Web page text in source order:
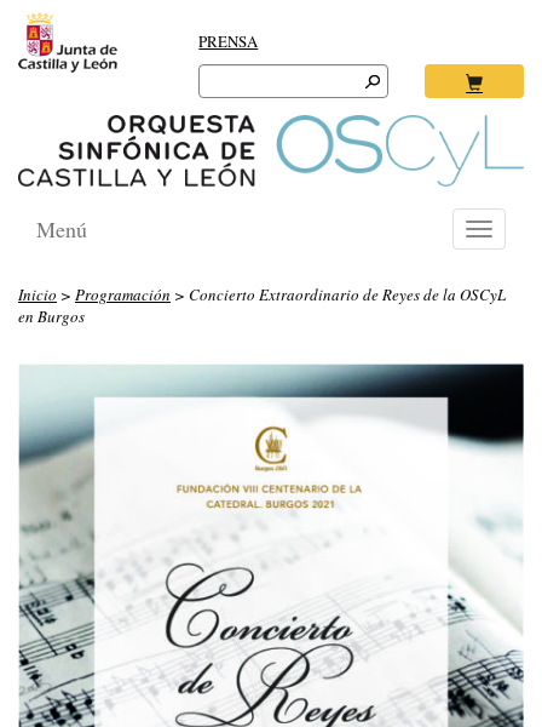
PRENSA
Search
for:
Toggle
Menú
Inicio > Programación > Concierto Extraordinario de Reyes de la OSCyL
en Burgos